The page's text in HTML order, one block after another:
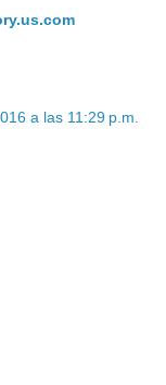
a las 11:29 p.m.